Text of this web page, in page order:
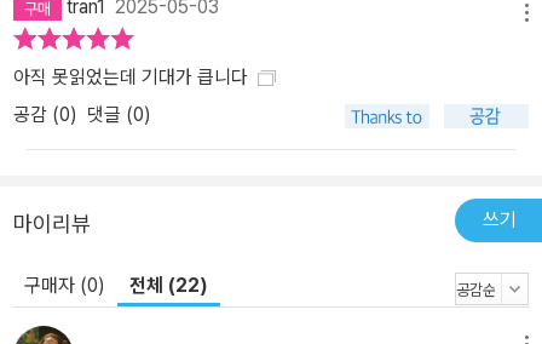
tran1 2025-05-03
아직 못읽었는데 기대가 큽니다
공감 (0) 댓글 (0)
마이리뷰 쓰기
구매자 (0) 전체 (22)